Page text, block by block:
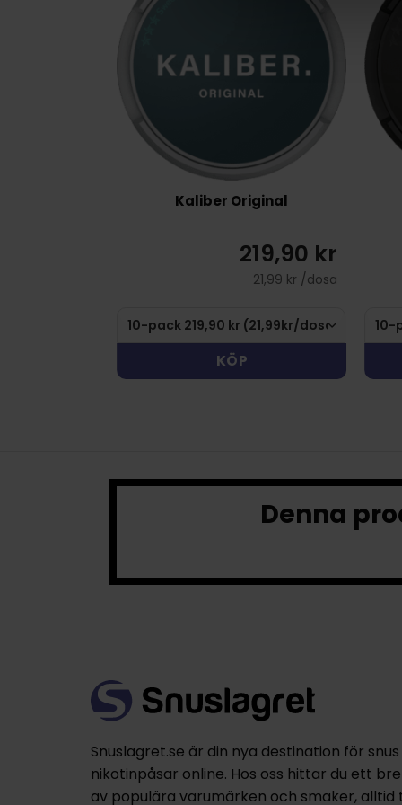
Kaliber Original
219,90 kr
21,99 kr /dosa
KÖP
Denna
Snuslagret.se är din nya destination för
nikotinpåsar online. Hos oss hittar du ett
av populära varumärken och smaker, alltid